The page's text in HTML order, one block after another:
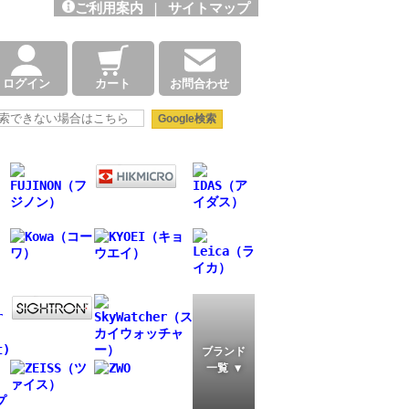
ご利用案内 | サイトマップ
ログイン カート お問合わせ
ブランド
一覧 ▼